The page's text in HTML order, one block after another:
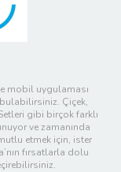
mobil uygulaması
Çiçek,
gibi birçok farklı
ve zamanında
etmek için, ister
fırsatlarla dolu